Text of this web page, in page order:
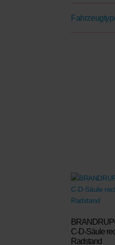
C-D-Säule
Radstand